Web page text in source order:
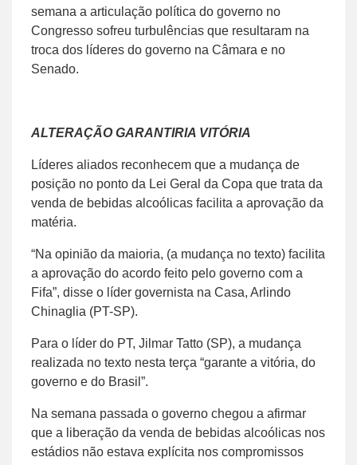
semana a articulação política do governo no
Congresso sofreu turbulências que resultaram na
troca dos líderes do governo na Câmara e no
Senado.
ALTERAÇÃO GARANTIRIA VITÓRIA
Líderes aliados reconhecem que a mudança de
posição no ponto da Lei Geral da Copa que trata da
venda de bebidas alcoólicas facilita a aprovação da
matéria.
“Na opinião da maioria, (a mudança no texto) facilita
a aprovação do acordo feito pelo governo com a
Fifa”, disse o líder governista na Casa, Arlindo
Chinaglia (PT-SP).
Para o líder do PT, Jilmar Tatto (SP), a mudança
realizada no texto nesta terça “garante a vitória, do
governo e do Brasil”.
Na semana passada o governo chegou a afirmar
que a liberação da venda de bebidas alcoólicas nos
estádios não estava explícita nos compromissos